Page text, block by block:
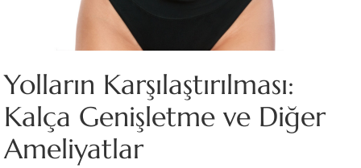
Yolların Karşılaştırılması:
Kalça Genişletme ve Diğer
Ameliyatlar